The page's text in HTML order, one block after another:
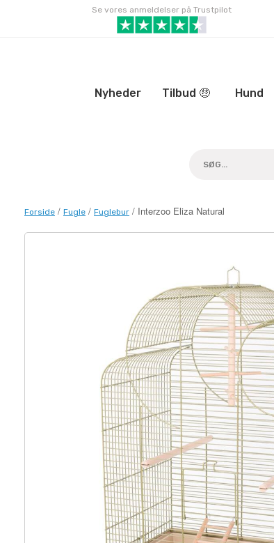
Se vores anmeldelser på Trustpilot
Nyheder Tilbud 🤑 Hund
Forside / Fugle / Fuglebur / Interzoo Eliza Natural